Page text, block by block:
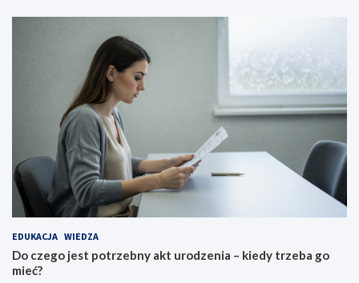
EDUKACJA WIEDZA
Do czego jest potrzebny akt urodzenia – kiedy trzeba go
mieć?